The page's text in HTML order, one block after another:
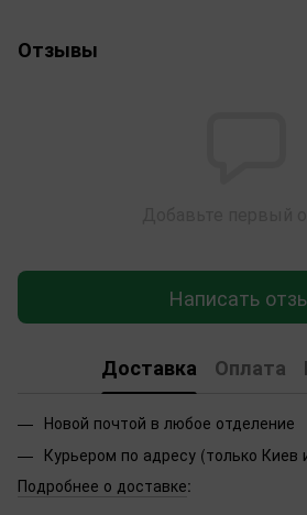
Отзывы
Написать
Доставка Оплата
Новой почтой в любое отделение
Курьером по адресу (только Киев
Подробнее о доставке: